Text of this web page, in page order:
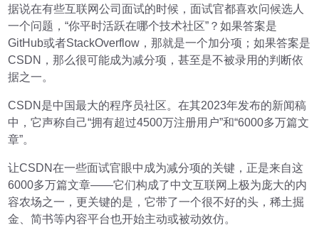
据说在有些互联网公司面试的时候，面试官都喜欢问候选人
一个问题，“你平时活跃在哪个技术社区”？如果答案是
GitHub或者StackOverflow，那就是一个加分项；如果答案是
CSDN，那么很可能成为减分项，甚至是不被录用的判断依
据之一。
CSDN是中国最大的程序员社区。在其2023年发布的新闻稿
中，它声称自己“拥有超过4500万注册用户”和“6000多万篇文
章”。
让CSDN在一些面试官眼中成为减分项的关键，正是来自这
6000多万篇文章——它们构成了中文互联网上极为庞大的内
容农场之一，更关键的是，它带了一个很不好的头，稀土掘
金、简书等内容平台也开始主动或被动效仿。